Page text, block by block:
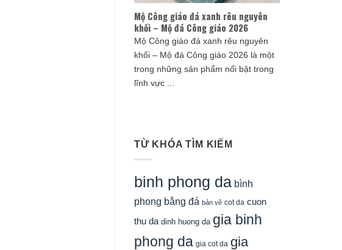
Mộ Công giáo đá xanh rêu nguyên
khối – Mộ đá Công giáo 2026
Mộ Công giáo đá xanh rêu nguyên
khối – Mộ đá Công giáo 2026 là một
trong những sản phẩm nổi bật trong
lĩnh vực ...
TỪ KHÓA TÌM KIẾM
binh phong da bình
phong bằng đá bản vẽ cot da cuon
thu da dinh huong da gia binh
phong da gia cot da gia